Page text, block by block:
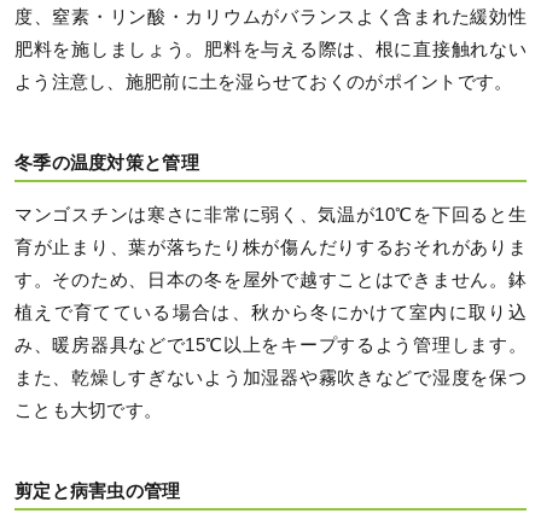
度、窒素・リン酸・カリウムがバランスよく含まれた緩効性
肥料を施しましょう。肥料を与える際は、根に直接触れない
よう注意し、施肥前に土を湿らせておくのがポイントです。
冬季の温度対策と管理
マンゴスチンは寒さに非常に弱く、気温が10℃を下回ると生
育が止まり、葉が落ちたり株が傷んだりするおそれがありま
す。そのため、日本の冬を屋外で越すことはできません。鉢
植えで育てている場合は、秋から冬にかけて室内に取り込
み、暖房器具などで15℃以上をキープするよう管理します。
また、乾燥しすぎないよう加湿器や霧吹きなどで湿度を保つ
ことも大切です。
剪定と病害虫の管理